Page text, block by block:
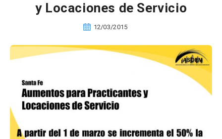
y Locaciones de Servicio
12/03/2015